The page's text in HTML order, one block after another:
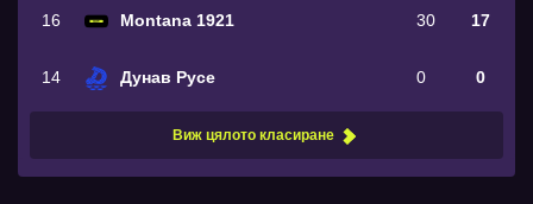
16 Montana 1921 30 17
14 Дунав Русе 0 0
Виж цялото класиране